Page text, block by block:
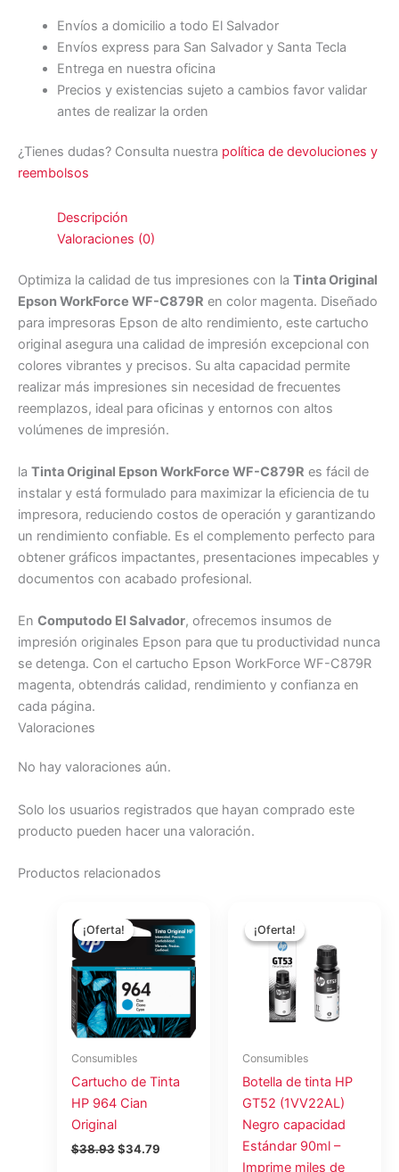
Envíos a domicilio a todo El Salvador
Envíos express para San Salvador y Santa Tecla
Entrega en nuestra oficina
Precios y existencias sujeto a cambios favor validar
antes de realizar la orden
¿Tienes dudas? Consulta nuestra política de devoluciones y
reembolsos
Descripción
Valoraciones (0)
Optimiza la calidad de tus impresiones con la Tinta Original
Epson WorkForce WF-C879R en color magenta. Diseñado
para impresoras Epson de alto rendimiento, este cartucho
original asegura una calidad de impresión excepcional con
colores vibrantes y precisos. Su alta capacidad permite
realizar más impresiones sin necesidad de frecuentes
reemplazos, ideal para oficinas y entornos con altos
volúmenes de impresión.
la Tinta Original Epson WorkForce WF-C879R es fácil de
instalar y está formulado para maximizar la eficiencia de tu
impresora, reduciendo costos de operación y garantizando
un rendimiento confiable. Es el complemento perfecto para
obtener gráficos impactantes, presentaciones impecables y
documentos con acabado profesional.
En Computodo El Salvador, ofrecemos insumos de
impresión originales Epson para que tu productividad nunca
se detenga. Con el cartucho Epson WorkForce WF-C879R
magenta, obtendrás calidad, rendimiento y confianza en
cada página.
Valoraciones
No hay valoraciones aún.
Solo los usuarios registrados que hayan comprado este
producto pueden hacer una valoración.
Productos relacionados
¡Oferta!
¡Oferta!
Consumibles
Cartucho de Tinta
HP 964 Cian
Original
$38.93
precio
original
$38.93.
$34.79
precio
actual
es:
$34.79.
¡Oferta!
¡Oferta!
Consumibles
Botella de tinta HP
GT52 (1VV22AL)
Negro capacidad
Estándar 90ml –
Imprime miles de
precio
original
era:
$15.75.
es:
$14.00.